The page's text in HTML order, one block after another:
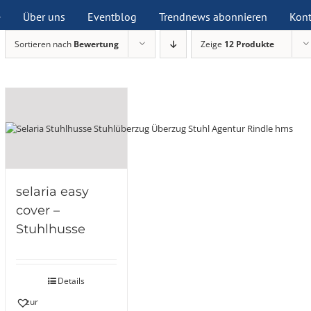
Über uns Eventblog Trendnews abonnieren
Sortieren nach Bewertung Zeige 12 Produkte
selaria easy
cover –
Stuhlhusse
Details
zur